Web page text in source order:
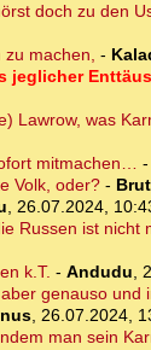
doch zu den
zu machen, -
jeglicher
Lawrow, was
mitmachen… -
Volk, oder?-
, 26.07.2024,
Russen ist
k.T. - Andudu,
genauso und
, 26.07.2024,
man sein